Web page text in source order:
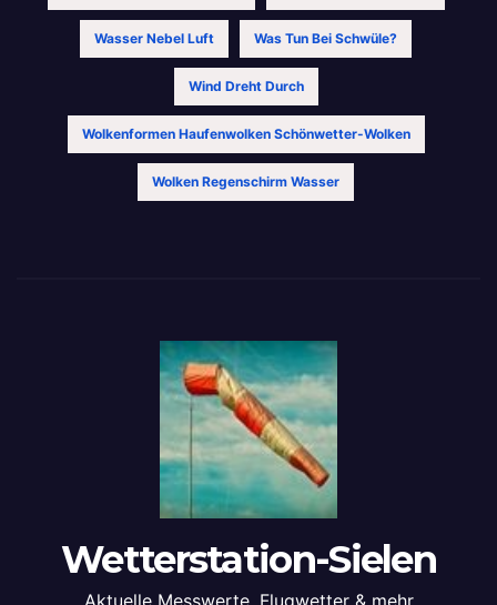
Wasser Nebel Luft Was Tun Bei Schwüle?
Wind Dreht Durch
Wolkenformen Haufenwolken Schönwetter-Wolken
Wolken Regenschirm Wasser
Wetterstation-Sielen
Aktuelle Messwerte, Flugwetter & mehr